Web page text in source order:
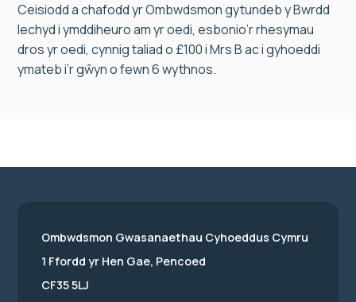
Ceisiodd a chafodd yr Ombwdsmon gytundeb y Bwrdd
Iechyd i ymddiheuro am yr oedi, esbonio’r rhesymau
dros yr oedi, cynnig taliad o £100 i Mrs B ac i gyhoeddi
ymateb i’r gŵyn o fewn 6 wythnos.
Ombwdsmon Gwasanaethau Cyhoeddus Cymru
1 Ffordd yr Hen Gae, Pencoed
CF35 5LJ